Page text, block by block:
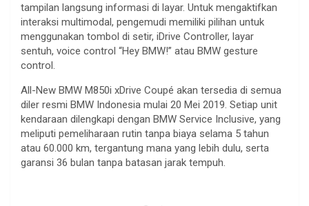
tampilan langsung informasi di layar. Untuk mengaktifkan
interaksi multimodal, pengemudi memiliki pilihan untuk
menggunakan tombol di setir, iDrive Controller, layar
sentuh, voice control “Hey BMW!” atau BMW gesture
control.
All-New BMW M850i xDrive Coupé akan tersedia di semua
diler resmi BMW Indonesia mulai 20 Mei 2019. Setiap unit
kendaraan dilengkapi dengan BMW Service Inclusive, yang
meliputi pemeliharaan rutin tanpa biaya selama 5 tahun
atau 60.000 km, tergantung mana yang lebih dulu, serta
garansi 36 bulan tanpa batasan jarak tempuh.